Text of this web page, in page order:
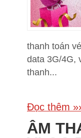
thanh toán
data 3G/4G,
thanh...
Đọc thêm
ÂM